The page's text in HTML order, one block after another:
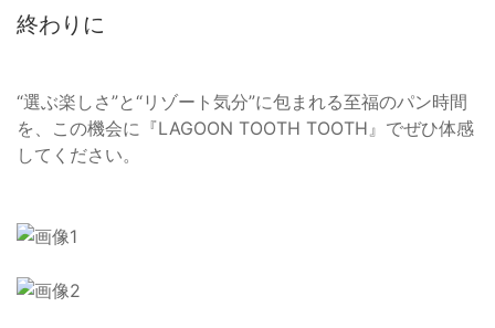
終わりに
“選ぶ楽しさ”と“リゾート気分”に包まれる至福のパン時間
を、この機会に『LAGOON TOOTH TOOTH』でぜひ体感
してください。